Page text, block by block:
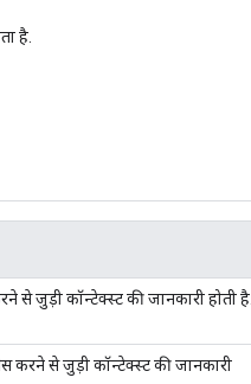
है.
से जुड़ी कॉन्टेक्स्ट की जानकारी होती है.
करने से जुड़ी कॉन्टेक्स्ट की जानकारी